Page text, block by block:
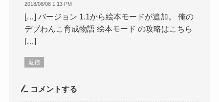
2018/06/08 1:13 PM
[…] バージョン 1.1から絵本モードが追加。 俺の
デブわんこ育成物語 絵本モード の攻略はこちら
[…]
返信
コメントする